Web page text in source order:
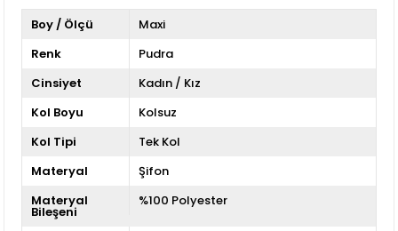
Boy / Ölçü
Maxi
Renk
Pudra
Cinsiyet
Kadın / Kız
Kol Boyu
Kolsuz
Kol Tipi
Tek Kol
Materyal
Şifon
Materyal
Bileşeni
%100 Polyester